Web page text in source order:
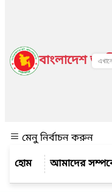
বাংলাদেশ
মেনু নির্বাচন করুন
আমাদের